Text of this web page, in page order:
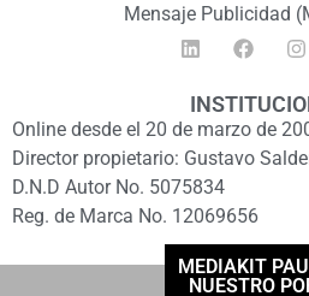
Mensaje Publicidad
Online desde el 20 de marzo de
Director propietario: Gustavo
D.N.D Autor No. 5075834
Reg. de Marca No. 12069656
MEDIAKIT
NUESTRO